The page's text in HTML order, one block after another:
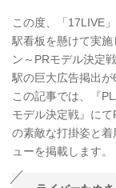
この度、「17LIVE
駅看板を懸けて実施
ン～PRモデル決定
駅の巨大広告掲出が
この記事では、『
モデル決定戦』に
の素敵な打掛姿と
ューを掲載します。